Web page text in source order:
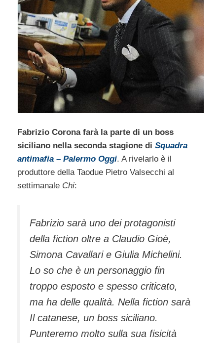
Fabrizio Corona farà la parte di un boss
siciliano nella seconda stagione di Squadra
antimafia – Palermo Oggi. A rivelarlo è il
produttore della Taodue Pietro Valsecchi al
settimanale Chi:
Fabrizio sarà uno dei protagonisti
della fiction oltre a Claudio Gioè,
Simona Cavallari e Giulia Michelini.
Lo so che è un personaggio fin
troppo esposto e spesso criticato,
ma ha delle qualità. Nella fiction sarà
Il catanese, un boss siciliano.
Punteremo molto sulla sua fisicità